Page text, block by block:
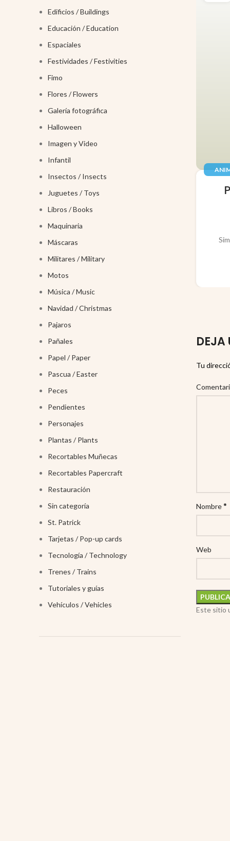
DEJA
Tu
Nombre*
Web
Este sitio
Edificios / Buildings
Educación / Education
Espaciales
Festividades / Festivities
Fimo
Flores / Flowers
Galería fotográfica
Halloween
Imagen y Video
Infantil
Insectos / Insects
Juguetes / Toys
Libros / Books
Maquinaria
Máscaras
Militares / Military
Motos
Música / Music
Navidad / Christmas
Pajaros
Pañales
Papel / Paper
Pascua / Easter
Peces
Pendientes
Personajes
Plantas / Plants
Recortables Muñecas
Recortables Papercraft
Restauración
Sin categoría
St. Patrick
Tarjetas / Pop-up cards
Tecnología / Technology
Trenes / Trains
Tutoriales y guías
Vehículos / Vehicles